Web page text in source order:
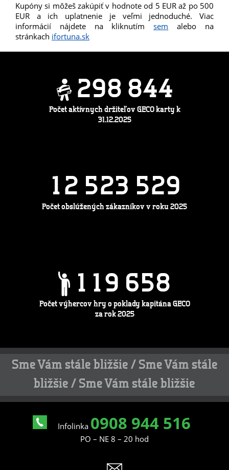
Kupóny si môžeš zakúpiť v hodnote od 5 EUR až po 500
EUR a ich uplatnenie je veľmi jednoduché. Viac
informácií nájdete na kliknutímsem alebo na
stránkach ifortuna.sk
298 844
Počet aktívnych držiteľov GECO karty k
31.12.2025
1 2 523 529
Počet obslúžených zákazníkov v roku 2025
1 19 658
Počet výhercov hry o poklady kapitána GECO
za rok 2025
Sme Vám stále bližšie / Sme Vám stále
bližšie / Sme Vám stále bližšie
Infolinka 0908 944 516
PO – NE 8 – 20 hod